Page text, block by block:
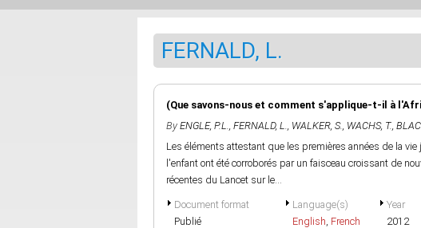
FERNALD, L.
(Que savons-nous et comment s'applique-t-il à
By ENGLE, P.L., FERNALD, L., WALKER, S., WACHS, T.,
Les éléments attestant que les premières années de la
l'enfant ont été corroborés par un faisceau croissant de
récentes du Lancet sur le...
Document format
Publié
Language(s)
English, French
Year
2012